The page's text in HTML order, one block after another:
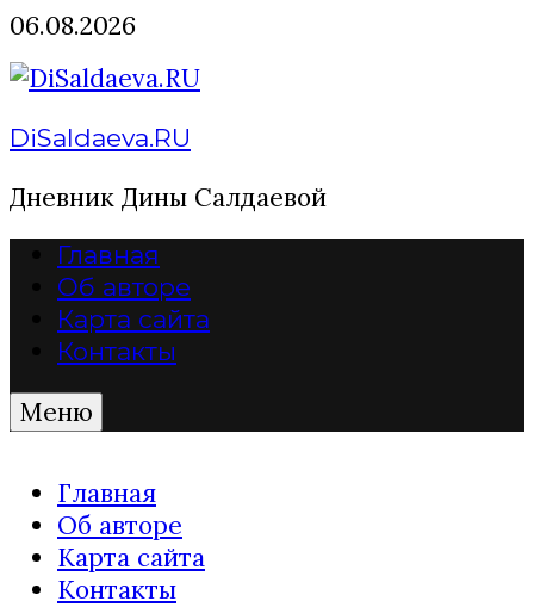
Перейти
к
содержимому
06.08.2026
DiSaldaeva.RU
Дневник Дины Салдаевой
Главная
Об авторе
Карта сайта
Контакты
Меню
Главная
Об авторе
Карта сайта
Контакты